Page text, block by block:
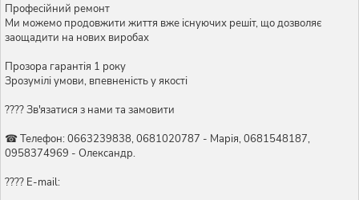
Професійний ремонт
Ми можемо продовжити життя вже існуючих решіт, що дозволяє
заощадити на нових виробах
Прозора гарантія 1 року
Зрозумілі умови, впевненість у якості
???? Зв'язатися з нами та замовити
☎ Телефон: 0663239838, 0681020787 - Марія, 0681548187,
0958374969 - Олександр.
???? E-mail: